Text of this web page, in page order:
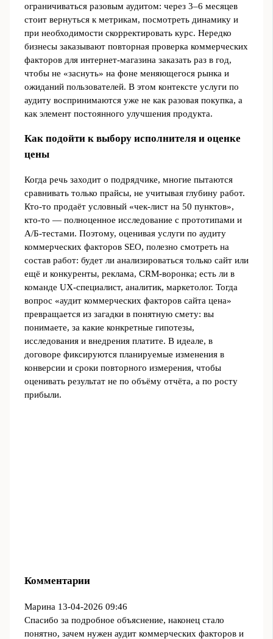
ограничиваться разовым аудитом: через 3–6 месяцев
стоит вернуться к метрикам, посмотреть динамику и
при необходимости скорректировать курс. Нередко
бизнесы заказывают повторная проверка коммерческих
факторов для интернет-магазина заказать раз в год,
чтобы не «заснуть» на фоне меняющегося рынка и
ожиданий пользователей. В этом контексте услуги по
аудиту воспринимаются уже не как разовая покупка, а
как элемент постоянного улучшения продукта.
Как подойти к выбору исполнителя и оценке
цены
Когда речь заходит о подрядчике, многие пытаются
сравнивать только прайсы, не учитывая глубину работ.
Кто‑то продаёт условный «чек‑лист на 50 пунктов»,
кто‑то — полноценное исследование с прототипами и
А/Б‑тестами. Поэтому, оценивая услуги по аудиту
коммерческих факторов SEO, полезно смотреть на
состав работ: будет ли анализироваться только сайт или
ещё и конкуренты, реклама, CRM‑воронка; есть ли в
команде UX‑специалист, аналитик, маркетолог. Тогда
вопрос «аудит коммерческих факторов сайта цена»
превращается из загадки в понятную смету: вы
понимаете, за какие конкретные гипотезы,
исследования и внедрения платите. В идеале, в
договоре фиксируются планируемые изменения в
конверсии и сроки повторного измерения, чтобы
оценивать результат не по объёму отчёта, а по росту
прибыли.
Комментарии
Марина 13-04-2026 09:46
Спасибо за подробное объяснение, наконец стало
понятно, зачем нужен аудит коммерческих факторов и